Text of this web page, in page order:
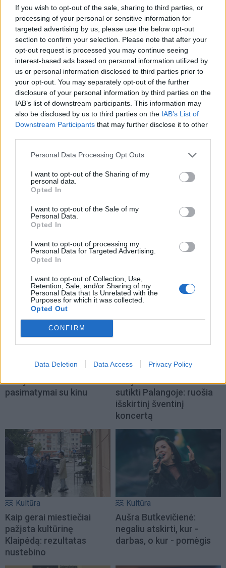
If you wish to opt-out of the sale, sharing to third parties, or
processing of your personal or sensitive information for
targeted advertising by us, please use the below opt-out
section to confirm your selection. Please note that after your
opt-out request is processed you may continue seeing
interest-based ads based on personal information utilized by
us or personal information disclosed to third parties prior to
your opt-out. You may separately opt-out of the further
disclosure of your personal information by third parties on the
IAB’s list of downstream participants. This information may
also be disclosed by us to third parties on the IAB’s List of
Downstream Participants that may further disclose it to other
Personal Data Processing Opt Outs
I want to opt-out of the Sharing of my
personal data.
Opted In
I want to opt-out of the Sale of my
Personal Data.
Opted In
I want to opt-out of processing my
Personal Data for Targeted Advertising.
Opted In
I want to opt-out of Collection, Use,
Retention, Sale, and/or Sharing of my
Personal Data that Is Unrelated with the
Purposes for which it was collected.
Opted Out
CONFIRM
Data Deletion Data Access Privacy Policy
Sutinku sutaisyklėmis
This site is protected by
reCAPTCHA and the Google
Privacy PolicyandTerms of
Serviceapply.
TAIP PAT SKAITYKITE
„Scanorama vasara“
Nidoje – tu ir tavo 7
pasimatymai su kinu
Linas Adomaitis
Naujuosius metus kviečia
sutikti Palangoje: ruošia
išskirtinį šventinį
koncertą
Kultūra
Kaip gerai miestiečiai
pažįsta kultūrinę
Klaipėdą: rezultatas
nustebino
Kultūra
Aušra Butkevičienė:
negaliu atskirti, kur -
darbas, o kur - pomėgis